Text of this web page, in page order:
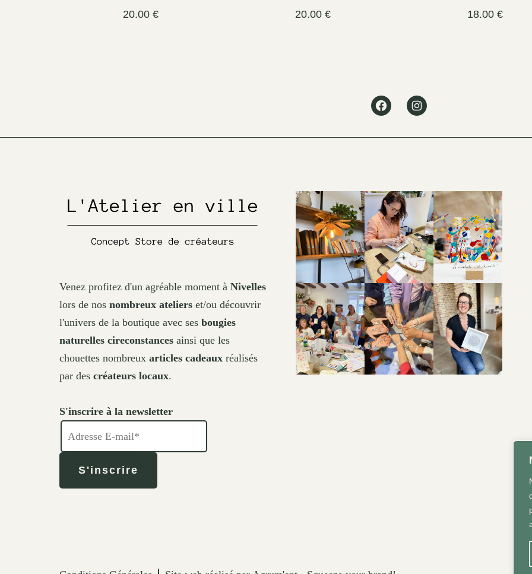
20.00 € 20.00 € 18.00 €
FacebookInstagram
Venez profitez d'un agréable moment à Nivelles
lors de nos nombreux ateliers et/ou découvrir
l'univers de la boutique avec ses bougies
naturelles cireconstances ainsi que les
chouettes nombreux articles cadeaux réalisés
par des créateurs locaux.
S'inscrire à la newsletter